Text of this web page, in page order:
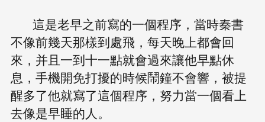
這是老早之前寫的一個程序，當時秦書
不像前幾天那樣到處飛，每天晚上都會回
來，并且一到十一點就會過來讓他早點休
息，手機開免打擾的時候鬧鐘不會響，被提
醒多了他就寫了這個程序，努力當一個看上
去像是早睡的人。